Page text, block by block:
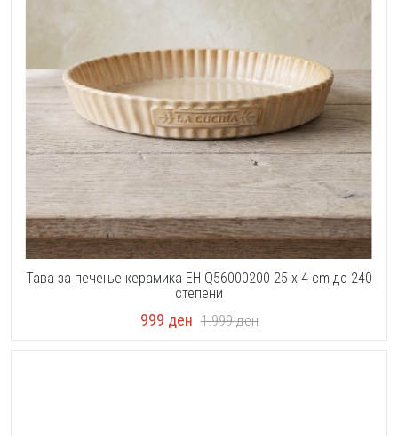
Тава за печење керамика EH Q56000200 25 x 4 cm до 240
степени
999 ден 1.999ден